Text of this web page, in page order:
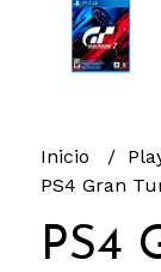
Inicio
PS4 Gran
PS4